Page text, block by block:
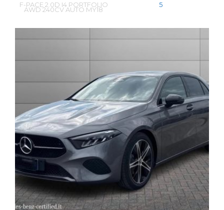
F-PACE 2.0D I4 PORTFOLIO
AWD 240CV AUTO MY18
5